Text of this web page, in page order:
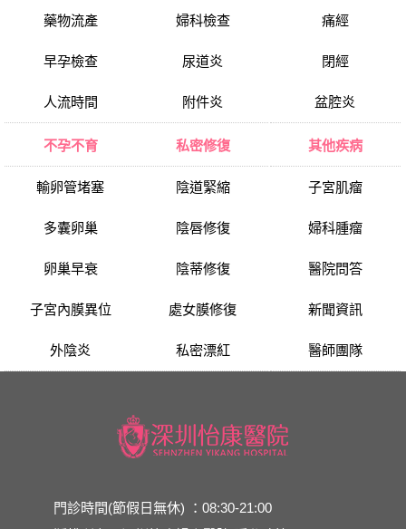
藥物流產
早孕檢查
人流時間
婦科檢查
尿道炎
附件炎
痛經
閉經
盆腔炎
不孕不育
輸卵管堵塞
多囊卵巢
卵巢早衰
子宮內膜異位
外陰炎
私密修復
陰道緊縮
陰唇修復
陰蒂修復
處女膜修復
私密漂紅
其他疾病
子宮肌瘤
婦科腫瘤
醫院問答
新聞資訊
醫師團隊
門診時間(節假日無休) ：08:30-21:00